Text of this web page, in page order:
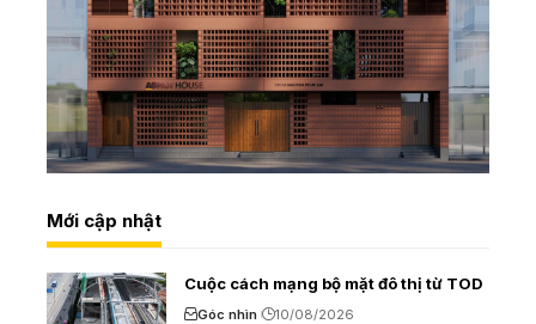
Mới cập nhật
Cuộc cách mạng bộ mặt đô thị từ TOD
Góc nhìn 10/08/2026